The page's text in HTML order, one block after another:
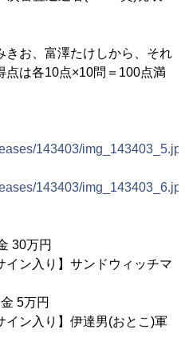
きお、富澤たけしから、それ
点は各10点×10問＝100点満
143403/
143403/
30万円
サンドウィッチマ
5万円
伊達男(おとこ)軍